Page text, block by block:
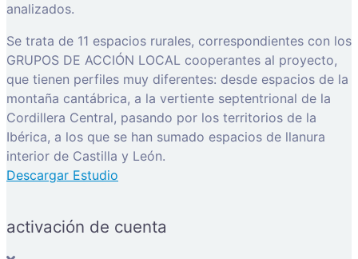
analizados.
Se trata de 11 espacios rurales, correspondientes con los
GRUPOS DE ACCIÓN LOCAL cooperantes al proyecto,
que tienen perfiles muy diferentes: desde espacios de la
montaña cantábrica, a la vertiente septentrional de la
Cordillera Central, pasando por los territorios de la
Ibérica, a los que se han sumado espacios de llanura
interior de Castilla y León.
Descargar Estudio
activación de cuenta